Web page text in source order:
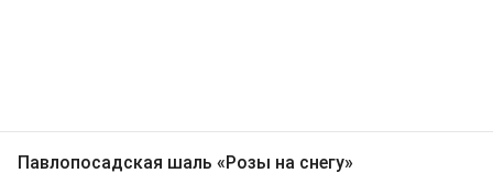
Павлопосадская шаль «Розы на снегу»